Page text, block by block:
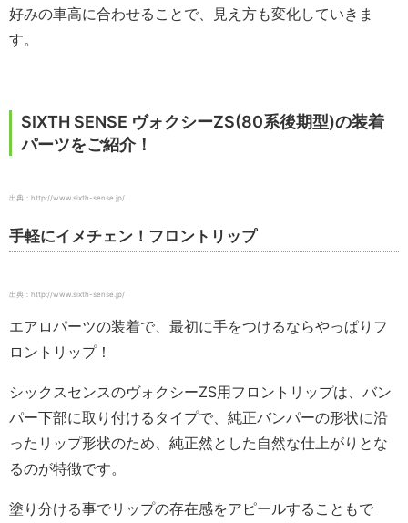
好みの車高に合わせることで、見え方も変化していきま
す。
SIXTH SENSE ヴォクシーZS(80系後期型)の装着
パーツをご紹介！
出典：http://www.sixth-sense.jp/
手軽にイメチェン！フロントリップ
出典：http://www.sixth-sense.jp/
エアロパーツの装着で、最初に手をつけるならやっぱりフ
ロントリップ！
シックスセンスのヴォクシーZS用フロントリップは、バン
パー下部に取り付けるタイプで、純正バンパーの形状に沿
ったリップ形状のため、純正然とした自然な仕上がりとな
るのが特徴です。
塗り分ける事でリップの存在感をアピールすることもで